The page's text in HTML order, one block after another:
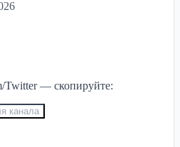
Twitter — скопируйте:
канала